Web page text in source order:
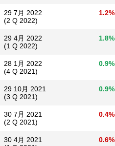
29 7月 2022
(2 Q 2022)
1.2%
29 4月 2022
(1 Q 2022)
1.8%
28 1月 2022
(4 Q 2021)
0.9%
29 10月 2021
(3 Q 2021)
0.9%
30 7月 2021
(2 Q 2021)
0.4%
30 4月 2021
0.6%